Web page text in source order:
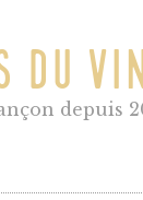
DUdepuis